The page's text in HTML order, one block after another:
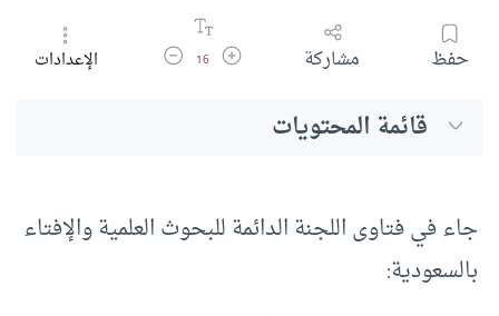
حفظ مشاركة زيادة حجم الخط
16 تقليل حجم الخطالإعدادات
قائمة المحتويات
جاء في فتاوى اللجنة الدائمة للبحوث العلمية والإفتاء
بالسعودية: